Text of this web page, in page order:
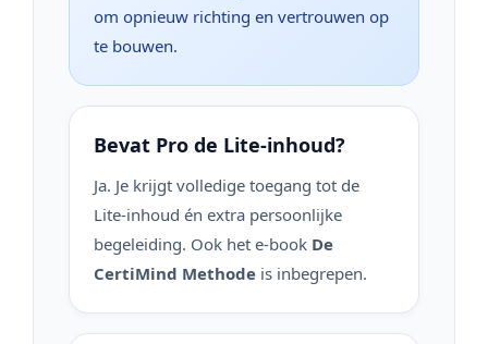
om opnieuw richting en vertrouwen op
te bouwen.
Bevat Pro de Lite-inhoud?
Ja. Je krijgt volledige toegang tot de
Lite-inhoud én extra persoonlijke
begeleiding. Ook het e-book De
CertiMind Methode is inbegrepen.